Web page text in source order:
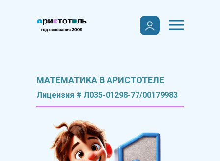
Лицензия # Л035-01298-77/00179983
МАТЕМАТИКА В АРИСТОТЕЛЕ